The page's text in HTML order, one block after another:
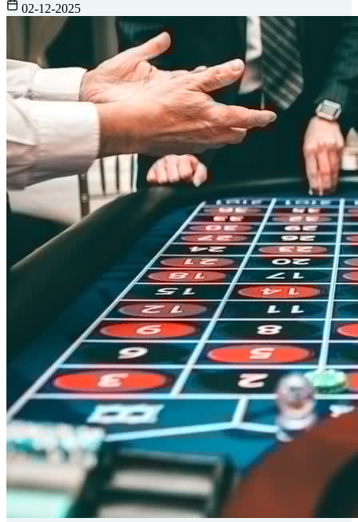
02-12-2025